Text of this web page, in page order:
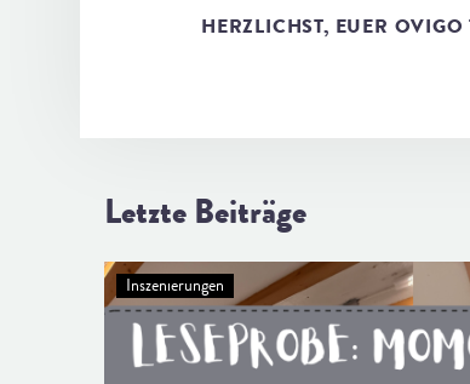
HERZLICHST, EUER OVIGO
Letzte Beiträge
Inszenierungen